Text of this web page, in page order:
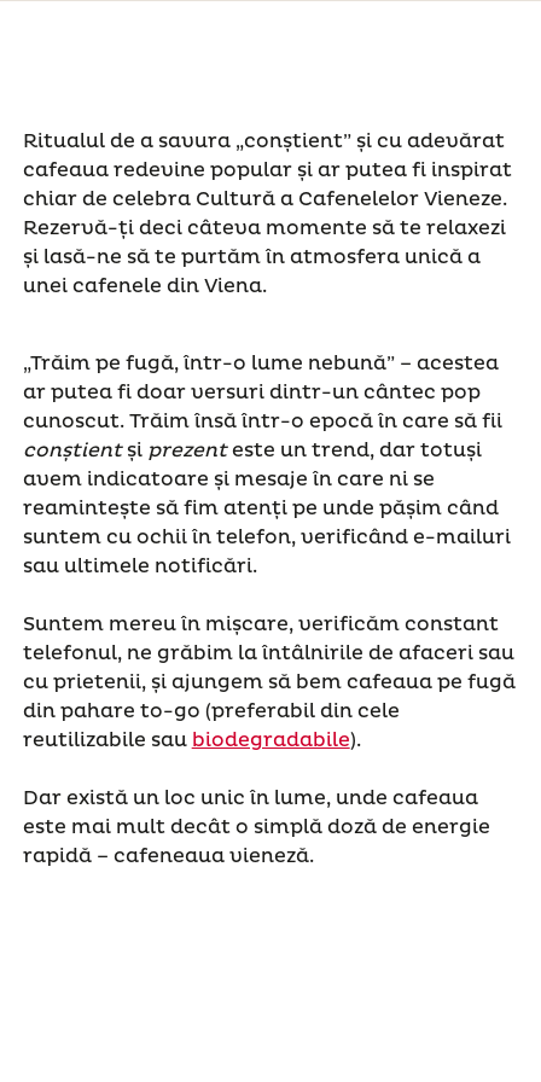
Ritualul de a savura „conștient” și cu adevărat
cafeaua redevine popular și ar putea fi inspirat
chiar de celebra Cultură a Cafenelelor Vieneze.
Rezervă-ți deci câteva momente să te relaxezi
și lasă-ne să te purtăm în atmosfera unică a
unei cafenele din Viena.
„Trăim pe fugă, într-o lume nebună” – acestea
ar putea fi doar versuri dintr-un cântec pop
cunoscut. Trăim însă într-o epocă în care să fii
conștientși prezenteste un trend, dar totuși
avem indicatoare și mesaje în care ni se
reamintește să fim atenți pe unde pășim când
suntem cu ochii în telefon, verificând e-mailuri
sau ultimele notificări.
Suntem mereu în mișcare, verificăm constant
telefonul, ne grăbim la întâlnirile de afaceri sau
cu prietenii, și ajungem să bem cafeaua pe fugă
din pahare to-go (preferabil din cele
reutilizabile sau biodegradabile).
Dar există un loc unic în lume, unde cafeaua
este mai mult decât o simplă doză de energie
rapidă – cafeneaua vieneză.